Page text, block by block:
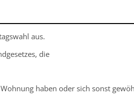
aus.
die
haben oder sich sonst